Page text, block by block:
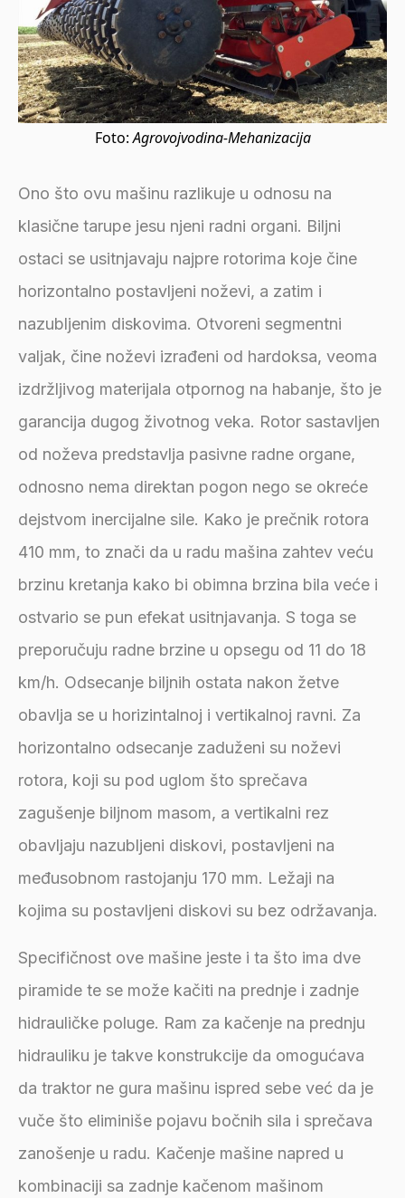
Foto:Agrovojvodina-Mehanizacija
Ono što ovu mašinu razlikuje u odnosu na
klasične tarupe jesu njeni radni organi. Biljni
ostaci se usitnjavaju najpre rotorima koje čine
horizontalno postavljeni noževi, a zatim i
nazubljenim diskovima. Otvoreni segmentni
valjak, čine noževi izrađeni od hardoksa, veoma
izdržljivog materijala otpornog na habanje, što je
garancija dugog životnog veka. Rotor sastavljen
od noževa predstavlja pasivne radne organe,
odnosno nema direktan pogon nego se okreće
dejstvom inercijalne sile. Kako je prečnik rotora
410 mm, to znači da u radu mašina zahtev veću
brzinu kretanja kako bi obimna brzina bila veće i
ostvario se pun efekat usitnjavanja. S toga se
preporučuju radne brzine u opsegu od 11 do 18
km/h. Odsecanje biljnih ostata nakon žetve
obavlja se u horizintalnoj i vertikalnoj ravni. Za
horizontalno odsecanje zaduženi su noževi
rotora, koji su pod uglom što sprečava
zagušenje biljnom masom, a vertikalni rez
obavljaju nazubljeni diskovi, postavljeni na
međusobnom rastojanju 170 mm. Ležaji na
kojima su postavljeni diskovi su bez održavanja.
Specifičnost ove mašine jeste i ta što ima dve
piramide te se može kačiti na prednje i zadnje
hidrauličke poluge. Ram za kačenje na prednju
hidrauliku je takve konstrukcije da omogućava
da traktor ne gura mašinu ispred sebe već da je
vuče što eliminiše pojavu bočnih sila i sprečava
zanošenje u radu. Kačenje mašine napred u
kombinaciji sa zadnje kačenom mašinom